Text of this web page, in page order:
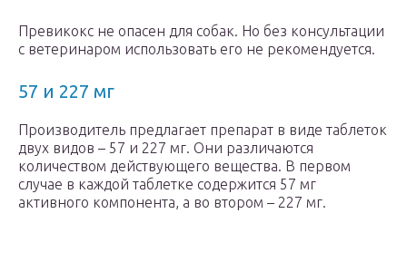
Превикокс не опасен для собак. Но без консультации
с ветеринаром использовать его не рекомендуется.
57 и 227 мг
Производитель предлагает препарат в виде таблеток
двух видов – 57 и 227 мг. Они различаются
количеством действующего вещества. В первом
случае в каждой таблетке содержится 57 мг
активного компонента, а во втором – 227 мг.